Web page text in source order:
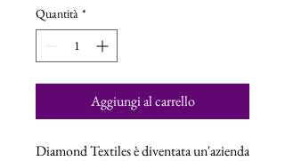
ogni
100
Centimetri
Quantità *
Aggiungi al carrello
Diamond Textiles è diventata un'azienda